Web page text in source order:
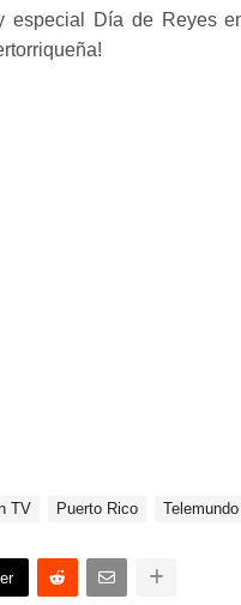
especial Día de Reyes
TV Puerto Rico